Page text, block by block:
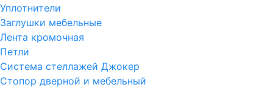
Уплотнители
Заглушки мебельные
Лента кромочная
Петли
Система стеллажей Джокер
Стопор дверной и мебельный